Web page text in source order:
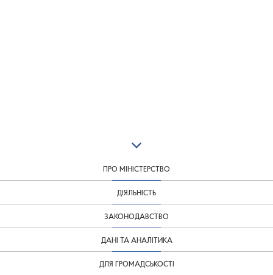
ПРО МІНІСТЕРСТВО
ДІЯЛЬНІСТЬ
ЗАКОНОДАВСТВО
ДАНІ ТА АНАЛІТИКА
ДЛЯ ГРОМАДСЬКОСТІ